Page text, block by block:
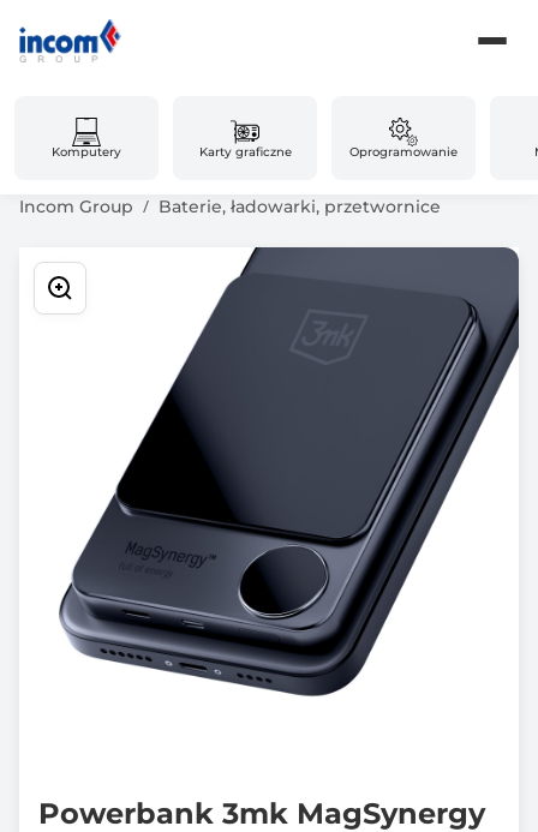
Komputery Karty graficzne Oprogramowanie
Incom Group Baterie, ładowarki, przetwornice
Powerbank 3mk MagSynergy